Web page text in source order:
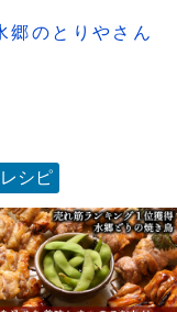
郷のとりやさん
レシピ